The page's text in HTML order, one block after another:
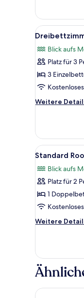
Suite
Alle
Fotos
für
Meerblick
(With
3
Twin
anzeigen
1
Blick aufs
Platz für 3
3
Weitere
Weitere
Meerblick
(With
3
Beds)
Alle
Fotos
für
Standard
Room,
High
Floor
Sea
anzeigen
1
Standard
Blick aufs
Platz für 2
1
Weitere
Weitere
Room,
High
Floor
View
Sezgin